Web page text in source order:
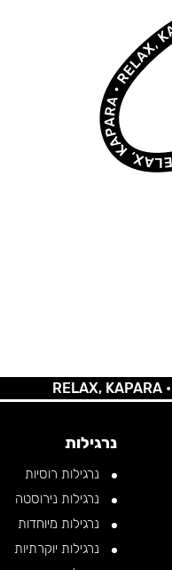
RELAX, KAPARA •
נרגילות
נרגילות רוסיות
נרגילות נירוסטה
נרגילות מיוחדות
נרגילות יוקרתיות